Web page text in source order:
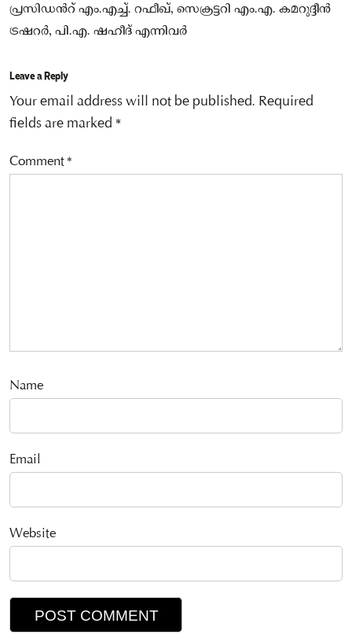
പ്രസിഡൻറ് എം.എച്ച്‌. റഫീഖ്, സെക്രട്ടറി എം.എ. കമറുദ്ദീൻ
ട്രഷറർ, പി.എ. ഷഹീദ് എന്നിവർ
Leave a Reply
Your email address will not be published. Required
fields are marked *
Comment*
Name
Email
Website